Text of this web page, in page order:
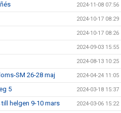
2024-11-08 07:56
2024-10-17 08:29
2024-10-17 08:26
2024-09-03 15:55
2024-08-13 10:25
SM 26-28 maj 2024-04-24 11:05
5 2024-03-18 15:37
helgen 9-10 mars 2024-03-06 15:22